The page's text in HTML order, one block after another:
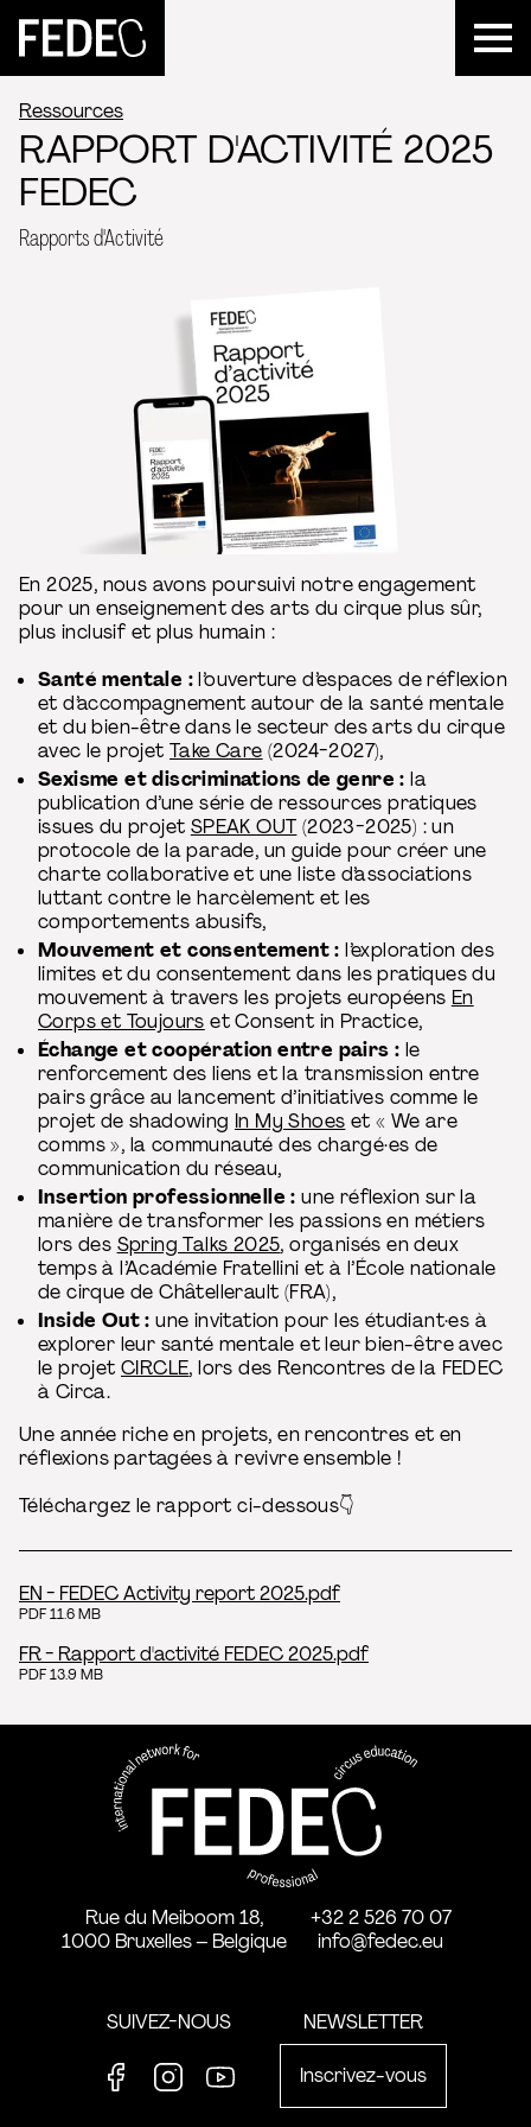
FEDEC
Ressources
RAPPORT D'ACTIVITÉ 2025
FEDEC
Rapports d'Activité
En 2025, nous avons poursuivi notre engagement
pour un enseignement des arts du cirque plus sûr,
plus inclusif et plus humain :
Santé mentale :l’ouverture d’espaces de réflexion
et d’accompagnement autour de la santé mentale
et du bien-être dans le secteur des arts du cirque
avec le projetTake Care (2024-2027),
Sexisme et discriminations de genre : la
publication d’une série de ressources pratiques
issues du projet SPEAK OUT (2023-2025) : un
protocole de la parade, un guide pour créer une
charte collaborative et une liste d’associations
luttant contre le harcèlement et les
comportements abusifs,
Mouvement et consentement : l’exploration des
limites et du consentement dans les pratiques du
mouvement à travers les projets européens En
Corps et Toujours et Consent in Practice,
Échange et coopération entre pairs : le
renforcement des liens et la transmission entre
pairs grâce au lancement d’initiatives comme le
projet de shadowing In My Shoes et « We are
comms », la communauté des chargé·es de
communication du réseau,
Insertion professionnelle : une réflexion sur la
manière de transformer les passions en métiers
lors des Spring Talks 2025, organisés en deux
temps à l’Académie Fratellini et à l’École nationale
de cirque de Châtellerault (FRA),
Inside Out : une invitation pour les étudiant·es à
explorer leur santé mentale et leur bien-être avec
le projetCIRCLE, lors des Rencontres de la FEDEC
à Circa.
Une année riche en projets, en rencontres et en
réflexions partagées à revivre ensemble !
Téléchargez le rapport ci-dessous👇
EN - FEDEC Activity report 2025.pdf
PDF 11.6 MB
FR - Rapport d'activité FEDEC 2025.pdf
PDF 13.9 MB
FEDEC - Réseau
professionnelle aux arts du
Rue du Meiboom 18,
1000 Bruxelles – Belgique
+32 2 526 70 07
info@fedec.eu
SUIVEZ-NOUS
Youtube
NEWSLETTER
Inscrivez-vous